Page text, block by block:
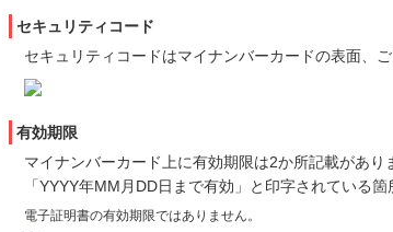
セキュリティコード
セキュリティコードはマイナンバーカードの表面、
有効期限
マイナンバーカード上に有効期限は2か所記載があり
「YYYY年MM月DD日まで有効」と印字されている
電子証明書の有効期限ではありません。